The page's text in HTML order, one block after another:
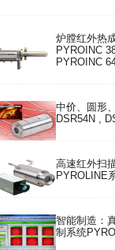
炉膛红外热
PYROINC
PYROINC
中价、圆形
DSR54N ,
高速红外扫
PYROLINE
智能制造：
制系统